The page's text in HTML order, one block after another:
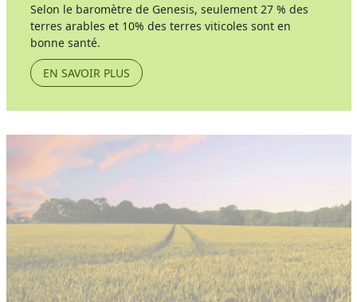
Selon le baromètre de Genesis, seulement 27 % des
terres arables et 10% des terres viticoles sont en
bonne santé.
EN SAVOIR PLUS